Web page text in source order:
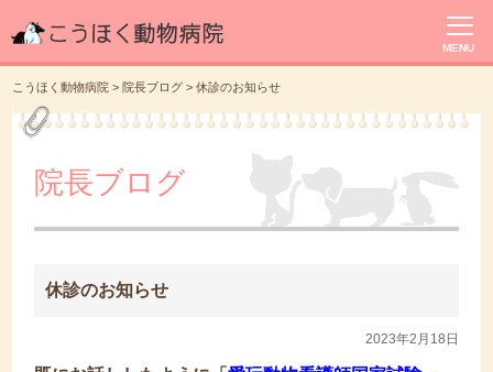
MENU
こうほく動物病院 >院長ブログ >休診のお知らせ
院長ブログ
休診のお知らせ
2023年2月18日